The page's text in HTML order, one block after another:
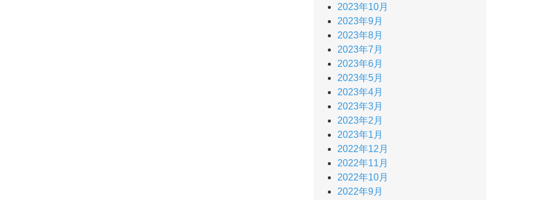
2023年10月
2023年9月
2023年8月
2023年7月
2023年6月
2023年5月
2023年4月
2023年3月
2023年2月
2023年1月
2022年12月
2022年11月
2022年10月
2022年9月